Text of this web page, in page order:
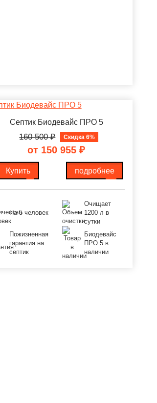
Септик Биодевайс ПРО 5
160 500₽ Скидка 6%
от 150 955 ₽
Купить подробнее
На 5 человек
Очищает
1200 л в
сутки
Пожизненная
гарантия на
септик
Биодевайс
ПРО 5 в
наличии